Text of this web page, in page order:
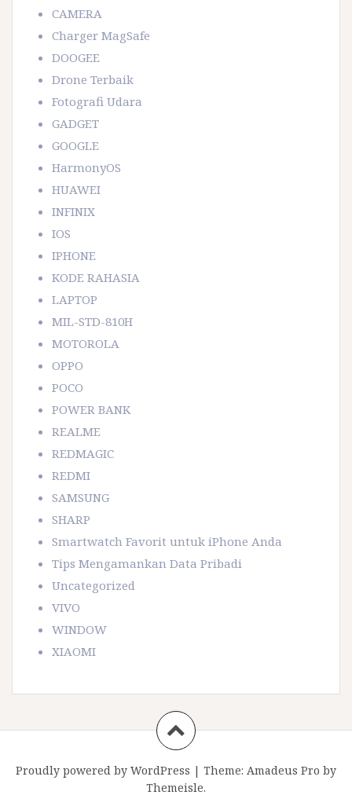
CAMERA
Charger MagSafe
DOOGEE
Drone Terbaik
Fotografi Udara
GADGET
GOOGLE
HarmonyOS
HUAWEI
INFINIX
IOS
IPHONE
KODE RAHASIA
LAPTOP
MIL-STD-810H
MOTOROLA
OPPO
POCO
POWER BANK
REALME
REDMAGIC
REDMI
SAMSUNG
SHARP
Smartwatch Favorit untuk iPhone Anda
Tips Mengamankan Data Pribadi
Uncategorized
VIVO
WINDOW
XIAOMI
Proudly powered by WordPress | Theme: Amadeus Pro by
Themeisle.